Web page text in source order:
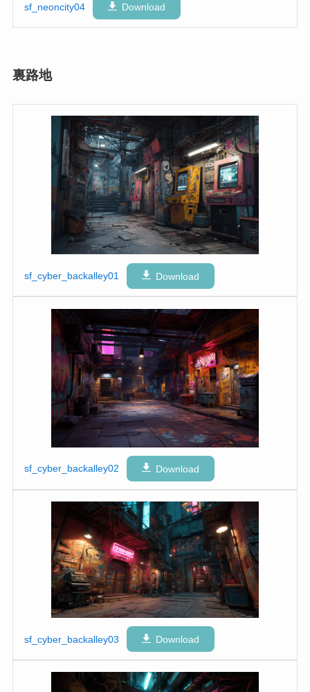
sf_neoncity04 Download
裏路地
sf_cyber_backalley01 Download
sf_cyber_backalley02 Download
sf_cyber_backalley03 Download